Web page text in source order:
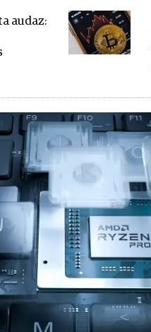
audaz: